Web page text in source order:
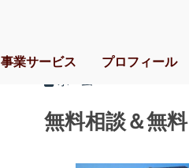
事業サービス プロフィール
無料相談＆無